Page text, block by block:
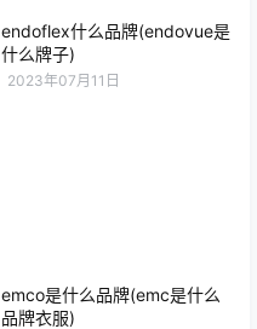
endoflex什么品牌(endovue是
什么牌子)
2023年07月11日
emco是什么品牌(emc是什么
品牌衣服)